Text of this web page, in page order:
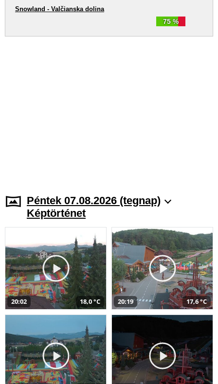
75 %
Snowland - Valčianska dolina
Péntek 07.08.2026 (tegnap)
Képtörténet
20:02 18,0 °C 20:19 17,6 °C